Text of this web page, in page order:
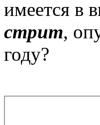
имеется в
стрит,
году?